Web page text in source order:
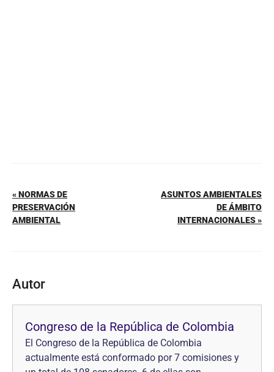
« NORMAS DE
PRESERVACIÓN
AMBIENTAL
ASUNTOS AMBIENTALES
DE ÁMBITO
INTERNACIONALES »
Autor
Congreso de la República de Colombia
El Congreso de la República de Colombia
actualmente está conformado por 7 comisiones y